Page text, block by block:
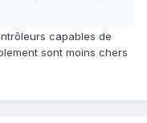
capables de
sont moins chers